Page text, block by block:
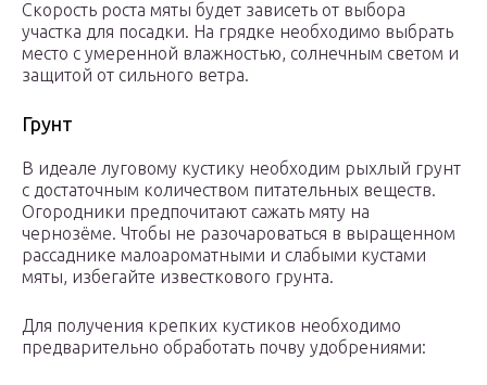
Скорость роста мяты будет зависеть от выбора
участка для посадки. На грядке необходимо выбрать
место с умеренной влажностью, солнечным светом и
защитой от сильного ветра.
Грунт
В идеале луговому кустику необходим рыхлый грунт
с достаточным количеством питательных веществ.
Огородники предпочитают сажать мяту на
чернозёме. Чтобы не разочароваться в выращенном
рассаднике малоароматными и слабыми кустами
мяты, избегайте известкового грунта.
Для получения крепких кустиков необходимо
предварительно обработать почву удобрениями: